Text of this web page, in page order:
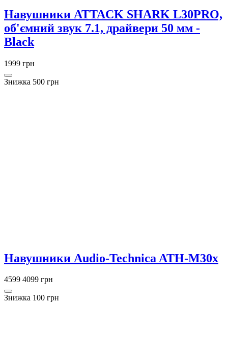
Навушники ATTACK SHARK L30PRO,
об'ємний звук 7.1, драйвери 50 мм -
Black
1999 грн
Знижка 500 грн
Навушники Audio-Technica ATH-M30x
4599 4099 грн
Знижка 100 грн